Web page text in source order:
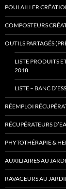
POULAILLER
COMPOSTEURS
OUTILS PARTAGÉS
LISTE PRODUITS
2018
LISTE – BANC
RÉEMPLOI
RÉCUPÉRATEURS
PHYTOTHÉRAPIE &
AUXILIAIRES AU
RAVAGEURS AU